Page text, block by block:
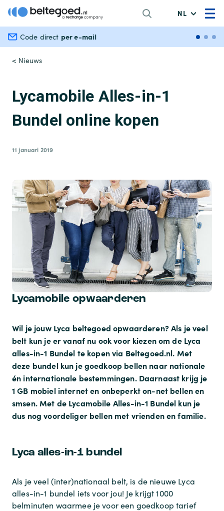
NL
Code direct per e-mail
< Nieuws
Lycamobile Alles-in-1
Bundel online kopen
11 januari 2019
Lycamobile opwaarderen
Wil je jouw Lyca beltegoed opwaarderen? Als je veel
belt kun je er vanaf nu ook voor kiezen om de Lyca
alles-in-1 Bundel te kopen via Beltegoed.nl. Met
deze bundel kun je goedkoop bellen naar nationale
én internationale bestemmingen. Daarnaast krijg je
1 GB mobiel internet en onbeperkt on-net bellen en
smsen. Met de Lycamobile Alles-in-1 Bundel kun je
dus nog voordeliger bellen met vrienden en familie.
Lyca alles-in-1 bundel
Als je veel (inter)nationaal belt, is de nieuwe Lyca
alles-in-1 bundel iets voor jou! Je krijgt 1000
belminuten waarmee je voor een goedkoop tarief